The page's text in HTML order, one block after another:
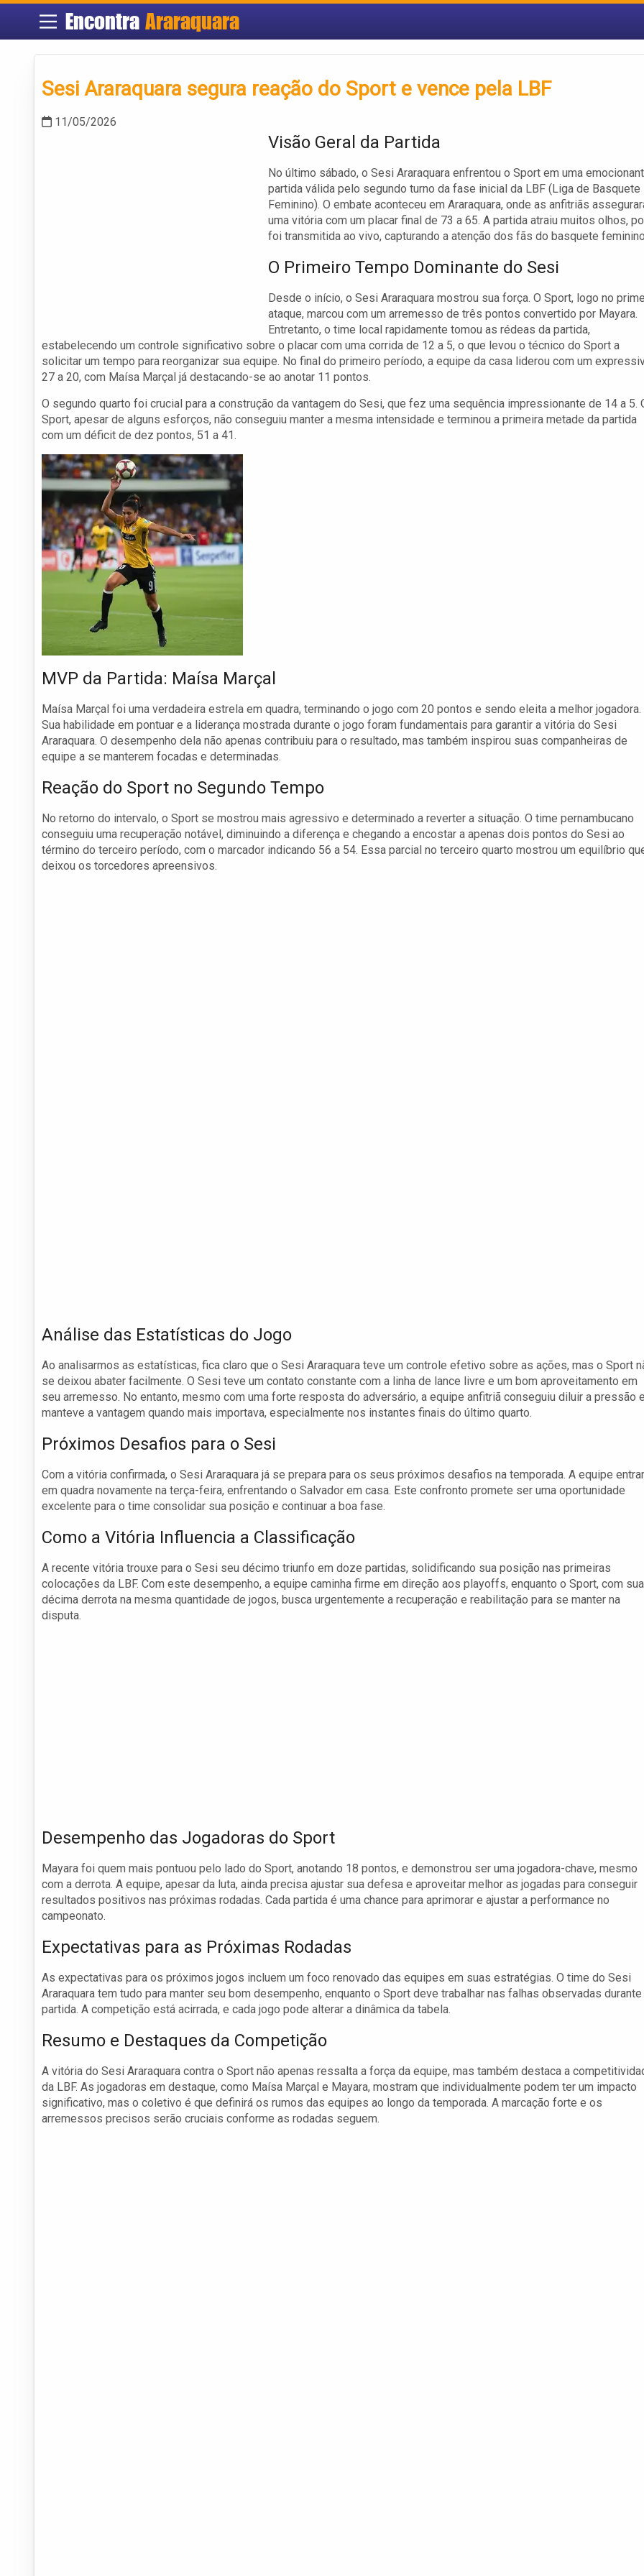
Encontra Araraquara
Sesi Araraquara segura reação do Sport e vence pela LBF
11/05/2026
Visão Geral da Partida
No último sábado, o Sesi Araraquara enfrentou o Sport em uma
partida válida pelo segundo turno da fase inicial da LBF (Liga de Basquete
Feminino). O embate aconteceu em Araraquara, onde as anfitriãs
uma vitória com um placar final de 73 a 65. A partida atraiu muitos olhos,
foi transmitida ao vivo, capturando a atenção dos fãs do basquete
O Primeiro Tempo Dominante do Sesi
Desde o início, o Sesi Araraquara mostrou sua força. O Sport, logo no
ataque, marcou com um arremesso de três pontos convertido por Mayara.
Entretanto, o time local rapidamente tomou as rédeas da partida,
estabelecendo um controle significativo sobre o placar com uma corrida de 12 a 5, o que levou o técnico do Sport a
solicitar um tempo para reorganizar sua equipe. No final do primeiro período, a equipe da casa liderou com um
27 a 20, com Maísa Marçal já destacando-se ao anotar 11 pontos.
O segundo quarto foi crucial para a construção da vantagem do Sesi, que fez uma sequência impressionante de 14 a 5.
Sport, apesar de alguns esforços, não conseguiu manter a mesma intensidade e terminou a primeira metade da partida
com um déficit de dez pontos, 51 a 41.
MVP da Partida: Maísa Marçal
Maísa Marçal foi uma verdadeira estrela em quadra, terminando o jogo com 20 pontos e sendo eleita a melhor jogadora.
Sua habilidade em pontuar e a liderança mostrada durante o jogo foram fundamentais para garantir a vitória do Sesi
Araraquara. O desempenho dela não apenas contribuiu para o resultado, mas também inspirou suas companheiras de
equipe a se manterem focadas e determinadas.
Reação do Sport no Segundo Tempo
No retorno do intervalo, o Sport se mostrou mais agressivo e determinado a reverter a situação. O time pernambucano
conseguiu uma recuperação notável, diminuindo a diferença e chegando a encostar a apenas dois pontos do Sesi ao
término do terceiro período, com o marcador indicando 56 a 54. Essa parcial no terceiro quarto mostrou um equilíbrio
deixou os torcedores apreensivos.
Análise das Estatísticas do Jogo
Ao analisarmos as estatísticas, fica claro que o Sesi Araraquara teve um controle efetivo sobre as ações, mas o Sport
se deixou abater facilmente. O Sesi teve um contato constante com a linha de lance livre e um bom aproveitamento em
seu arremesso. No entanto, mesmo com uma forte resposta do adversário, a equipe anfitriã conseguiu diluir a pressão
manteve a vantagem quando mais importava, especialmente nos instantes finais do último quarto.
Próximos Desafios para o Sesi
Com a vitória confirmada, o Sesi Araraquara já se prepara para os seus próximos desafios na temporada. A equipe
em quadra novamente na terça-feira, enfrentando o Salvador em casa. Este confronto promete ser uma oportunidade
excelente para o time consolidar sua posição e continuar a boa fase.
Como a Vitória Influencia a Classificação
A recente vitória trouxe para o Sesi seu décimo triunfo em doze partidas, solidificando sua posição nas primeiras
colocações da LBF. Com este desempenho, a equipe caminha firme em direção aos playoffs, enquanto o Sport, com sua
décima derrota na mesma quantidade de jogos, busca urgentemente a recuperação e reabilitação para se manter na
disputa.
Desempenho das Jogadoras do Sport
Mayara foi quem mais pontuou pelo lado do Sport, anotando 18 pontos, e demonstrou ser uma jogadora-chave, mesmo
com a derrota. A equipe, apesar da luta, ainda precisa ajustar sua defesa e aproveitar melhor as jogadas para conseguir
resultados positivos nas próximas rodadas. Cada partida é uma chance para aprimorar e ajustar a performance no
campeonato.
Expectativas para as Próximas Rodadas
As expectativas para os próximos jogos incluem um foco renovado das equipes em suas estratégias. O time do Sesi
Araraquara tem tudo para manter seu bom desempenho, enquanto o Sport deve trabalhar nas falhas observadas durante
partida. A competição está acirrada, e cada jogo pode alterar a dinâmica da tabela.
Resumo e Destaques da Competição
A vitória do Sesi Araraquara contra o Sport não apenas ressalta a força da equipe, mas também destaca a
da LBF. As jogadoras em destaque, como Maísa Marçal e Mayara, mostram que individualmente podem ter um impacto
significativo, mas o coletivo é que definirá os rumos das equipes ao longo da temporada. A marcação forte e os
arremessos precisos serão cruciais conforme as rodadas seguem.